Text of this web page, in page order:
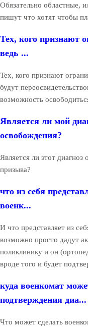
Обязательно областные,
пишут что хотят чтобы
Тех, кого признают
ведь ...
Тех, кого признают
будут
возможность
Является ли мой
освобождения?
Является ли этот
призыва?
что из себя
военк...
И что представляет из
возможно просто дадут
поликлинику и он
вроде того и будет
куда военкомат
подтверждения диа...
Что может сделать